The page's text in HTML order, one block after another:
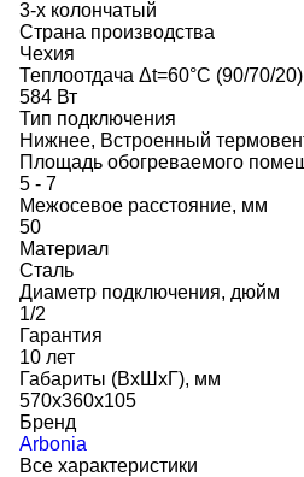
3-х колончатый
Страна производства
Чехия
Теплоотдача Δt=60°C (90/70/
584 Вт
Тип подключения
Нижнее, Встроенный
Площадь обогреваемого
5 - 7
Межосевое расстояние, мм
50
Материал
Сталь
Диаметр подключения, дюйм
1/2
Гарантия
10 лет
Габариты (ВхШхГ), мм
570x360x105
Бренд
Arbonia
Все характеристики